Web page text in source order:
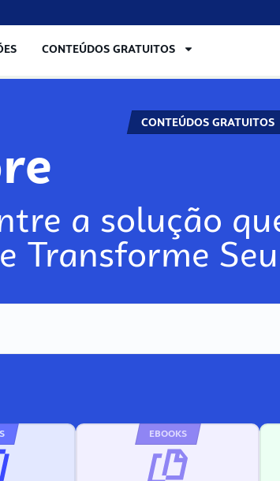
CONTEÚDOS GRATUITOS
CONTEÚDOS GRATUITOS
a solução
e Transforme
EBOOKS